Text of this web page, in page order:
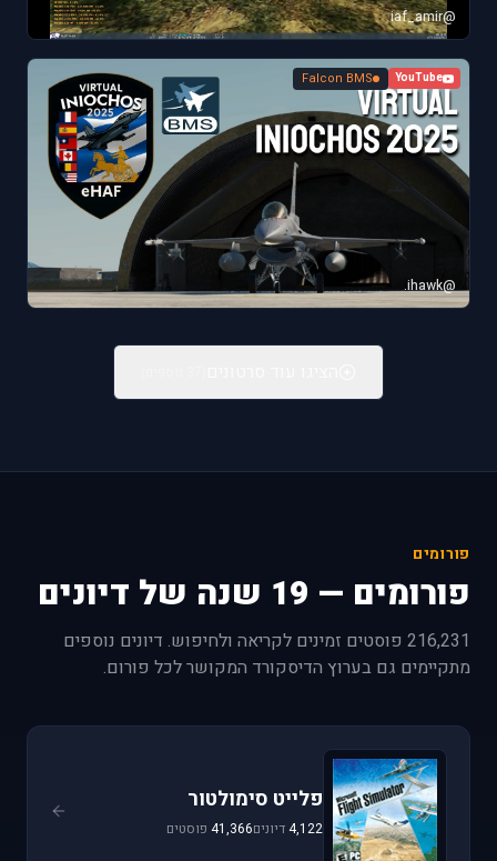
@iaf_amir
YouTube
Falcon BMS
@ihawk.
פורומים
פורומים — 19 שנה של דיונים
216,231 פוסטים זמינים לקריאה ולחיפוש. דיונים נוספים
מתקיימים גם בערוץ הדיסקורד המקושר לכל פורום.
פלייט סימולטור
4,122דיונים41,366 פוסטים